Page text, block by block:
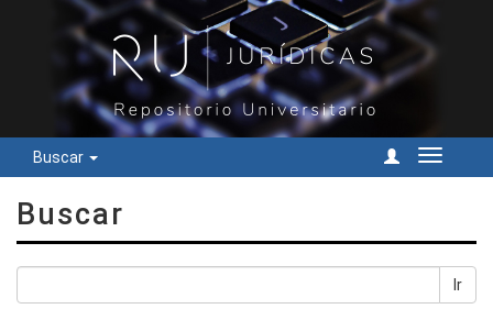
Buscar
Cambiar
Buscar
Ir